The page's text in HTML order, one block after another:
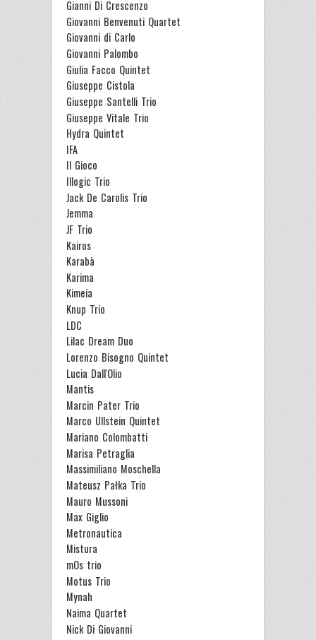
Gianni Di Crescenzo
Giovanni Benvenuti Quartet
Giovanni di Carlo
Giovanni Palombo
Giulia Facco Quintet
Giuseppe Cistola
Giuseppe Santelli Trio
Giuseppe Vitale Trio
Hydra Quintet
IFA
Il Gioco
Illogic Trio
Jack De Carolis Trio
Jemma
JF Trio
Kairos
Karabà
Karima
Kimeia
Knup Trio
LDC
Lilac Dream Duo
Lorenzo Bisogno Quintet
Lucia Dall'Olio
Mantis
Marcin Pater Trio
Marco Ullstein Quintet
Mariano Colombatti
Marisa Petraglia
Massimiliano Moschella
Mateusz Pałka Trio
Mauro Mussoni
Max Giglio
Metronautica
Mistura
mOs trio
Motus Trio
Mynah
Naima Quartet
Nick Di Giovanni